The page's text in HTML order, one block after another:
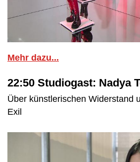
Mehr dazu...
22:50 Studiogast: Nadya
Über künstlerischen Widerstand
Exil